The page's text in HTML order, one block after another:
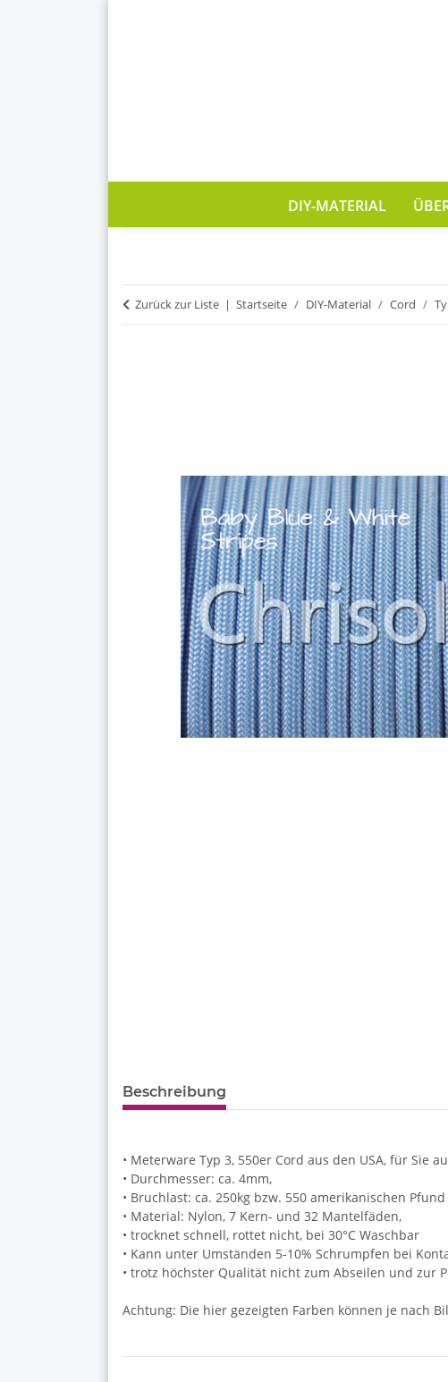
DIY-MATERIAL
Zurück zur Liste Startseite DIY-Material Cord
Beschreibung
• Meterware Typ 3, 550er Cord aus den USA, für Sie
• Durchmesser: ca. 4mm,
• Bruchlast: ca. 250kg bzw. 550 amerikanischen Pfund
• Material: Nylon, 7 Kern- und 32 Mantelfäden,
• trocknet schnell, rottet nicht, bei 30°C Waschbar
• Kann unter Umständen 5-10% Schrumpfen bei
• trotz höchster Qualität nicht zum Abseilen und zur
Achtung: Die hier gezeigten Farben können je nach